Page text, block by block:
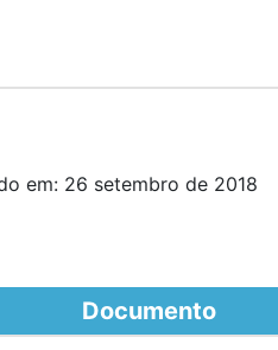
em: 26 setembro de 2018
Documento